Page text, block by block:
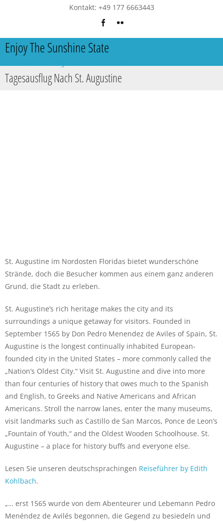
Kontakt: +49 177 6663443
Enjoy The Sunshine State
Tagesausflug Nach St. Augustine
St. Augustine im Nordosten Floridas bietet wunderschöne
Strände, doch die Besucher kommen aus einem ganz anderen
Grund, die Stadt zu erleben.
St. Augustine’s rich heritage makes the city and its
surroundings a unique getaway for visitors. Founded in
September 1565 by Don Pedro Menendez de Aviles of Spain, St.
Augustine is the longest continually inhabited European-
founded city in the United States – more commonly called the
„Nation’s Oldest City.“ Visit St. Augustine and dive into more
than four centuries of history that owes much to the Spanish
and English, to Greeks and Native Americans and African
Americans. Stroll the narrow lanes, enter the many museums,
visit landmarks such as Castillo de San Marcos, Ponce de Leon’s
„Fountain of Youth,“ and the Oldest Wooden Schoolhouse. St.
Augustine – a place for history buffs and everyone else.
Lesen Sie unseren deutschsprachingen Reiseführer by Edith
Kohlbach.
„… erst 1565 wurde von dem Abenteurer und Lebemann Pedro
Menéndez de Avilés begonnen, die Gegend zu besiedeln und